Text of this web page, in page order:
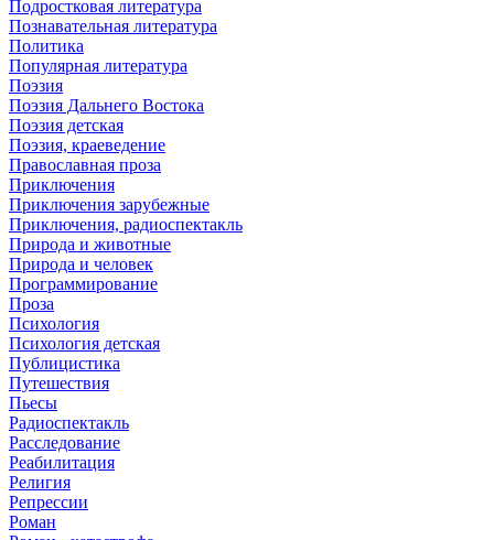
Подростковая литература
Познавательная литература
Политика
Популярная литература
Поэзия
Поэзия Дальнего Востока
Поэзия детская
Поэзия, краеведение
Православная проза
Приключения
Приключения зарубежные
Приключения, радиоспектакль
Природа и животные
Природа и человек
Программирование
Проза
Психология
Психология детская
Публицистика
Путешествия
Пьесы
Радиоспектакль
Расследование
Реабилитация
Религия
Репрессии
Роман